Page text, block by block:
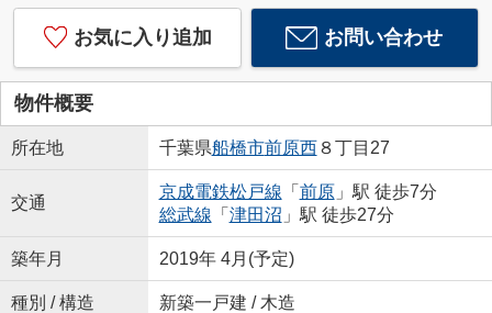
お気に入り追加 お問い合わせ
物件概要
所在地 千葉県船橋市前原西８丁目27
交通
京成電鉄松戸線 「 前原」駅 徒歩7分
総武線 「 津田沼 」駅 徒歩27分
築年月 2019年 4月(予定)
種別 / 構造 新築一戸建 / 木造